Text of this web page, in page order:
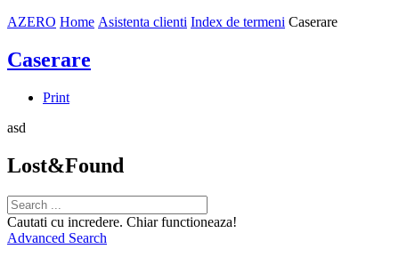
AZERO Home Asistenta clienti Index de termeni Caserare
Caserare
Print
asd
Lost&Found
Cautati cu incredere. Chiar functioneaza!
Advanced Search